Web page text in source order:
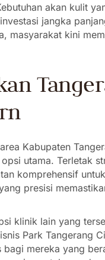
akan kulit
jangka
masyarakat kini
Kabupaten
utama. Terletak
komprehensif
presisi
klinik lain yang
Park Tangerang
bagi mereka yang